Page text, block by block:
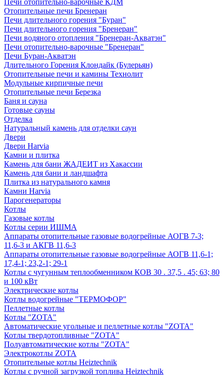
Печи отопительно-варочные КДМ
Отопительные печи Бренеран
Печи длительного горения "Буран"
Печи длительного горения "Бренеран"
Печи водяного отопления "Бренеран-Акватэн"
Печи отопительно-варочные "Бренеран"
Печи Буран-Акватэн
Длительного Горения Клондайк (Булерьян)
Отопительные печи и камины Технолит
Модульные кирпичные печи
Отопительные печи Березка
Баня и сауна
Готовые сауны
Отделка
Натуральный камень для отделки саун
Двери
Двери Harvia
Камни и плитка
Камень для бани ЖАДЕИТ из Хакассии
Камень для бани и ландшафта
Плитка из натурального камня
Камни Harvia
Парогенераторы
Котлы
Газовые котлы
Котлы серии ИШМА
Аппараты отопительные газовые водогрейные АОГВ 7-3;
11,6-3 и АКГВ 11,6-3
Аппараты отопительные газовые водогрейные АОГВ 11,6-1;
17,4-1; 23,2-1; 29-1
Котлы с чугунным теплообменником КОВ 30 . 37,5 . 45; 63; 80
и 100 кВт
Электрические котлы
Котлы водогрейные "ТЕРМОФОР"
Пеллетные котлы
Котлы "ZOTA"
Автоматические угольные и пеллетные котлы "ZOTA"
Котлы твердотопливные "ZOTA"
Полуавтоматические котлы "ZOTA"
Электрокотлы ZOTA
Отопительные котлы Heiztechnik
Котлы с ручной загрузкой топлива Heiztechnik